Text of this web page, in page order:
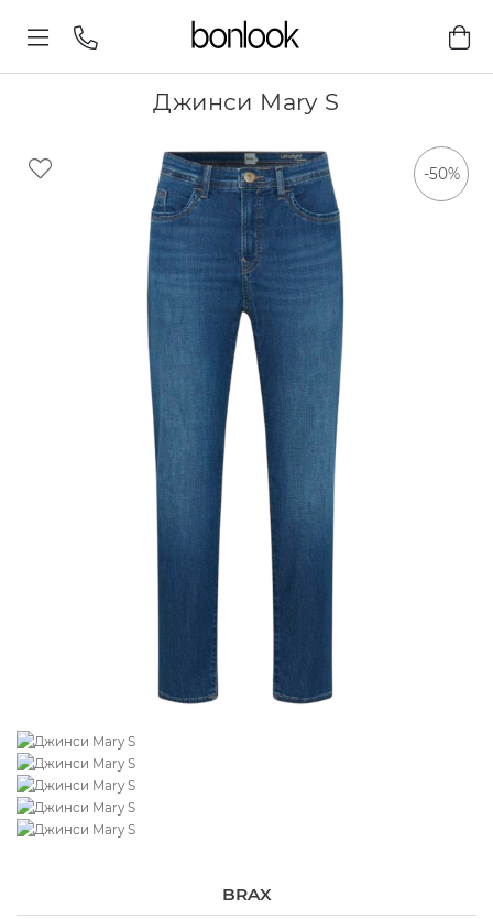
Джинси Mary S
-50%
BRAX